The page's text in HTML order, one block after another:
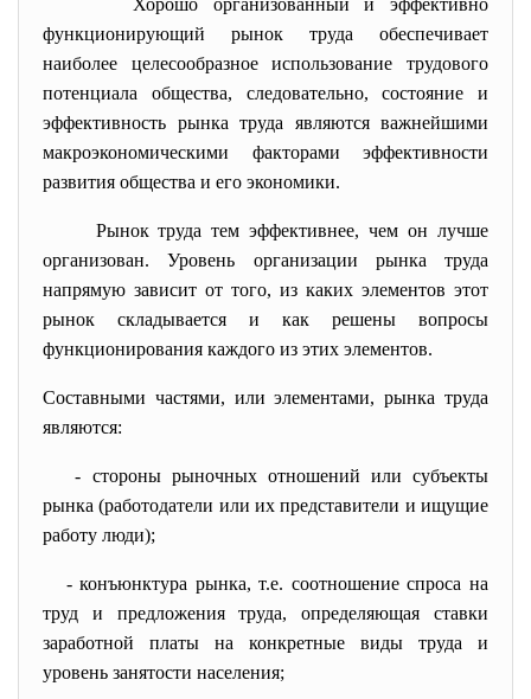
Хорошо организованный и эффективно
функционирующий рынок труда обеспечивает
наиболее целесообразное использование трудового
потенциала общества, следовательно, состояние и
эффективность рынка труда являются важнейшими
макроэкономическими факторами эффективности
развития общества и его экономики.
Рынок труда тем эффективнее, чем он лучше
организован. Уровень организации рынка труда
напрямую зависит от того, из каких элементов этот
рынок складывается и как решены вопросы
функционирования каждого из этих элементов.
Составными частями, или элементами, рынка труда
являются:
- стороны рыночных отношений или субъекты
рынка (работодатели или их представители и ищущие
работу люди);
- конъюнктура рынка, т.е. соотношение спроса на
труд и предложения труда, определяющая ставки
заработной платы на конкретные виды труда и
уровень занятости населения;